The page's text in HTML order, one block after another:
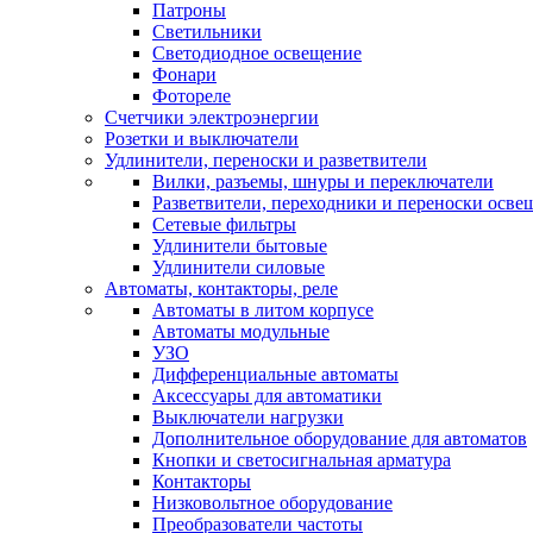
Патроны
Светильники
Светодиодное освещение
Фонари
Фотореле
Счетчики электроэнергии
Розетки и выключатели
Удлинители, переноски и разветвители
Вилки, разъемы, шнуры и переключатели
Разветвители, переходники и переноски
Сетевые фильтры
Удлинители бытовые
Удлинители силовые
Автоматы, контакторы, реле
Автоматы в литом корпусе
Автоматы модульные
УЗО
Дифференциальные автоматы
Аксессуары для автоматики
Выключатели нагрузки
Дополнительное оборудование для автоматов
Кнопки и светосигнальная арматура
Контакторы
Низковольтное оборудование
Преобразователи частоты